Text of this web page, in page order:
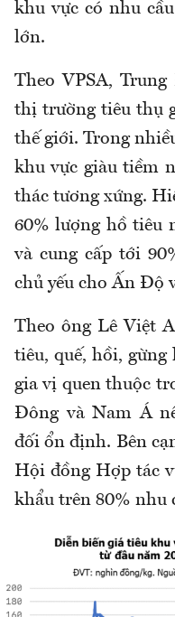
khu vực có nhu
lớn.
Theo VPSA,
thị trường tiêu thụ
thế giới. Trong
khu vực giàu tiềm
thác tương xứng.
60% lượng hồ tiêu
và cung cấp tới
chủ yếu cho Ấn Độ
Theo ông Lê Việt
tiêu, quế, hồi, gừng
gia vị quen thuộc
Đông và Nam Á
đối ổn định. Bên
Hội đồng Hợp tác
khẩu trên 80% nhu